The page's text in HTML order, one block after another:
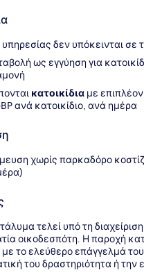
δεν υπόκεινται σε
ως εγγύηση για
κατοικίδια με
ανά κατοικίδιο, ανά ημέρα
χωρίς παρκαδόρο
τελεί υπό τη
οικοδεσπότη. Η παροχή
με το ελεύθερο επάγγελμά
του δραστηριότητα ή την